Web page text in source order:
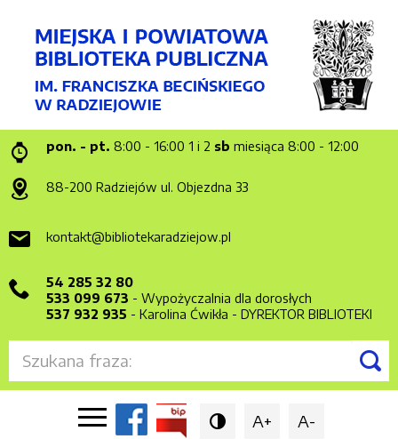
pon. - pt. 8:00 - 16:00 1 i 2 sb miesiąca 8:00 - 12:00
88-200 Radziejów ul. Objezdna 33
kontakt@bibliotekaradziejow.pl
54 285 32 80
533 099 673 - Wypożyczalnia dla dorosłych
537 932 935 - Karolina Ćwikła - DYREKTOR BIBLIOTEKI

 A+ A-